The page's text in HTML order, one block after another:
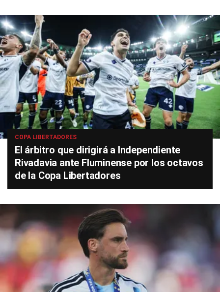
COPA LIBERTADORES
El árbitro que dirigirá a Independiente
Rivadavia ante Fluminense por los octavos
de la Copa Libertadores